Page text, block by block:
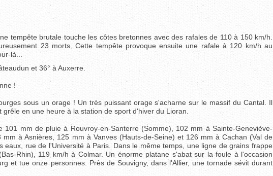
tempête brutale touche les côtes bretonnes avec des rafales de 110 à 150 km/h.
23 morts. Cette tempête provoque ensuite une rafale à 120 km/h au
là...
et 36° à Auxerre.
!
sous un orage ! Un très puissant orage s'acharne sur le massif du Cantal. Il
en une heure à la station de sport d'hiver du Lioran.
101 mm de pluie à Rouvroy-en-Santerre (Somme), 102 mm à Sainte-Geneviève-
à Asnières, 125 mm à Vanves (Hauts-de-Seine) et 126 mm à Cachan (Val de
rue de l'Université à Paris. Dans le même temps, une ligne de grains frappe
Rhin), 119 km/h à Colmar. Un énorme platane s'abat sur la foule à l'occasion
et tue onze personnes. Près de Souvigny, dans l'Allier, une tornade sévit durant